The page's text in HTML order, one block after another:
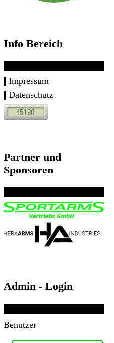
Info Bereich
Impressum
Datenschutz
Partner und
Sponsoren
Admin - Login
Benutzer